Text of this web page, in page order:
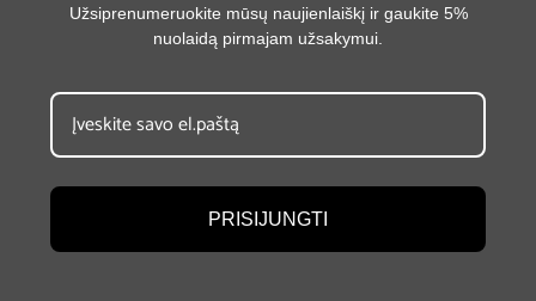
Užsiprenumeruokite mūsų naujienlaiškį ir gaukite 5%
nuolaidą pirmajam užsakymui.
PRISIJUNGTI